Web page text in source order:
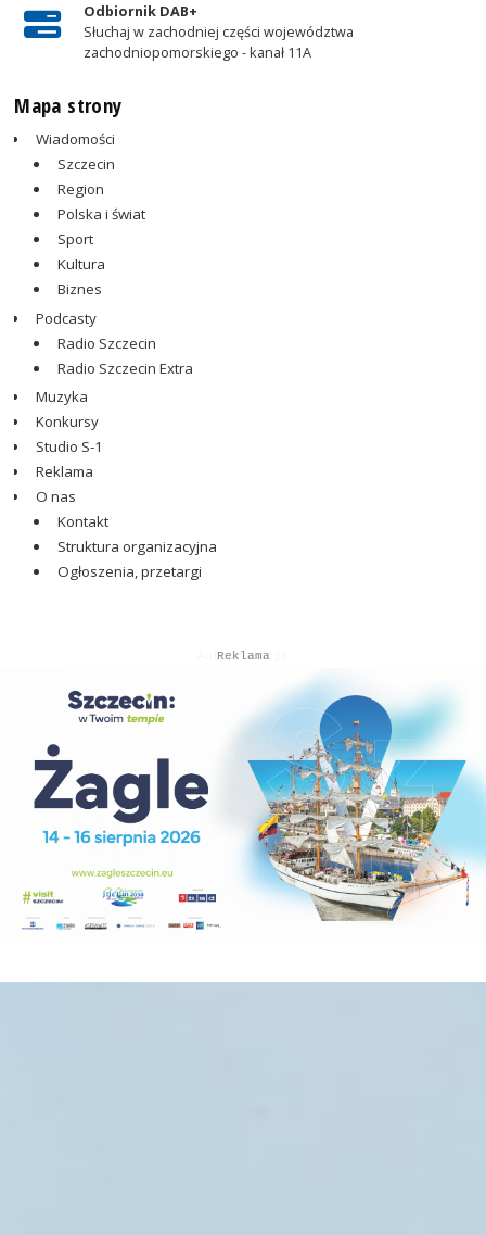
Odbiornik DAB+
Słuchaj w zachodniej części województwa
zachodniopomorskiego - kanał 11A
Mapa strony
Wiadomości
Szczecin
Region
Polska i świat
Sport
Kultura
Biznes
Podcasty
Radio Szczecin
Radio Szczecin Extra
Muzyka
Konkursy
Studio S-1
Reklama
O nas
Kontakt
Struktura organizacyjna
Ogłoszenia, przetargi
Autopromocja
Reklama
Autopromocja